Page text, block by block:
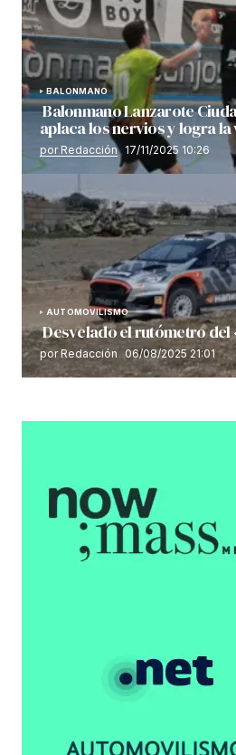
BALONMANO
Balonmano Lanzarote
aplaca los nervios y logra
por Redacción 17/11/2025 10:26
AUTOMOVILISMO
Desvelado el rutómetro del
por Redacción 06/08/2025 21:01